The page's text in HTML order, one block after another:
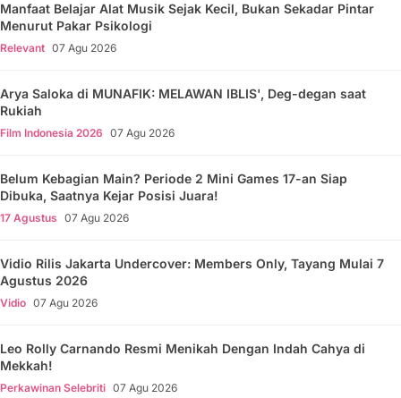
Manfaat Belajar Alat Musik Sejak Kecil, Bukan Sekadar Pintar
Menurut Pakar Psikologi
Relevant 07 Agu 2026
Arya Saloka di MUNAFIK: MELAWAN IBLIS', Deg-degan saat
Rukiah
Film Indonesia 2026 07 Agu 2026
Belum Kebagian Main? Periode 2 Mini Games 17-an Siap
Dibuka, Saatnya Kejar Posisi Juara!
17 Agustus 07 Agu 2026
Vidio Rilis Jakarta Undercover: Members Only, Tayang Mulai 7
Agustus 2026
Vidio 07 Agu 2026
Leo Rolly Carnando Resmi Menikah Dengan Indah Cahya di
Mekkah!
Perkawinan Selebriti 07 Agu 2026